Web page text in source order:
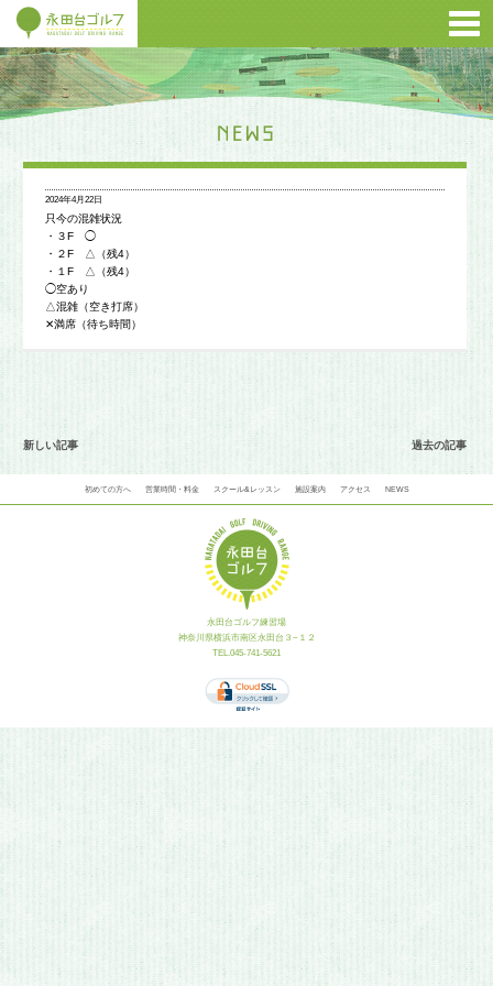
2024年4月22日
只今の混雑状況
・３F ◯
・２F △（残4）
・１F △（残4）
◯空あり
△混雑（空き打席）
✕満席（待ち時間）
新しい記事 過去の記事
初めての方へ 営業時間・料金 スクール&レッスン 施設案内 アクセス NEWS
永田台ゴルフ練習場
神奈川県横浜市南区永田台３−１２
TEL.045-741-5621